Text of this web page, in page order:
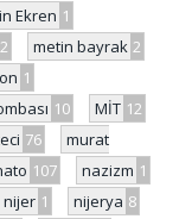
Ekren 1
2 metin bayrak 2
1
10 MİT 12
76
murat
107 nazizm 1
nijer 1 nijerya 8